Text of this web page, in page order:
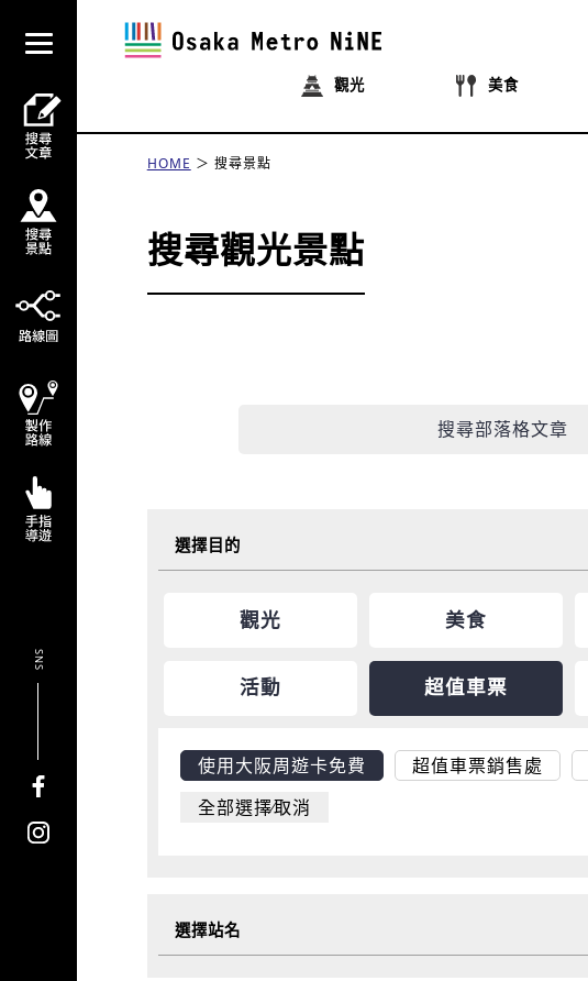
觀光 美食
SNS
HOME 搜尋景點
搜尋觀光景點
搜尋部落格文章
選擇目的
觀光 美食
活動 超值車票
使用大阪周遊卡免費 超值車票銷售處
全部選擇∕取消
選擇站名